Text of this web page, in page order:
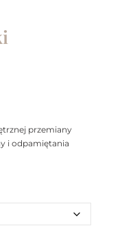
przemiany
i odpamiętania